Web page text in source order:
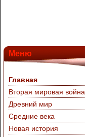
Меню
Главная
Вторая мировая война
Древний мир
Средние века
Новая история